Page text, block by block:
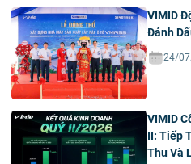
VIMID
Đánh
24/
VIMID
II: Tiếp
Thu Và